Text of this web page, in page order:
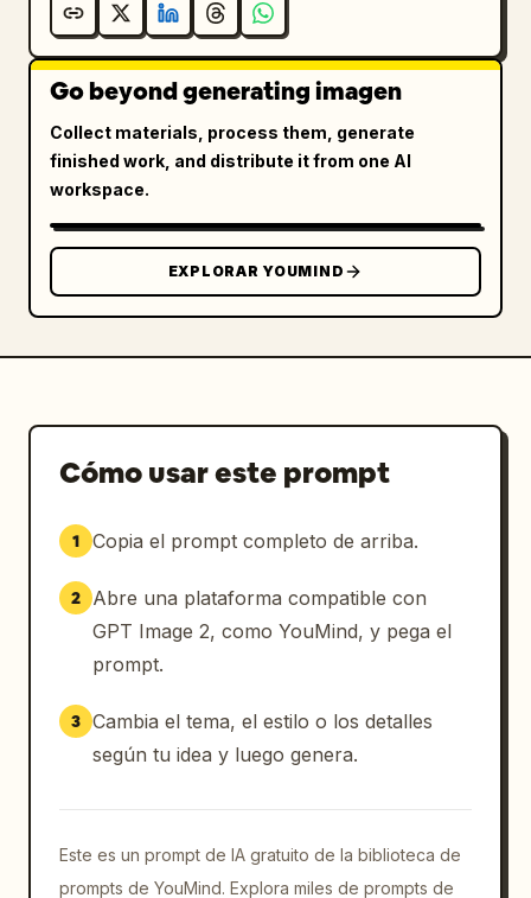
cartesianas en 2D que muestra una curva de
onda sinusoidal parcial ubicado junto a la
pregunta 8."
        ]
      }
    },
    "footer": "
Go beyond generating imagen
Collect materials, process them, generate
finished work, and distribute it from one AI
workspace.
EXPLORAR YOUMIND
Cómo usar este prompt
1 Copia el prompt completo de arriba.
2
Abre una plataforma compatible con
GPT Image 2, como YouMind, y pega el
prompt.
3 Cambia el tema, el estilo o los detalles
según tu idea y luego genera.
Este es un prompt de IA gratuito de la biblioteca de
prompts de YouMind. Explora miles de prompts de